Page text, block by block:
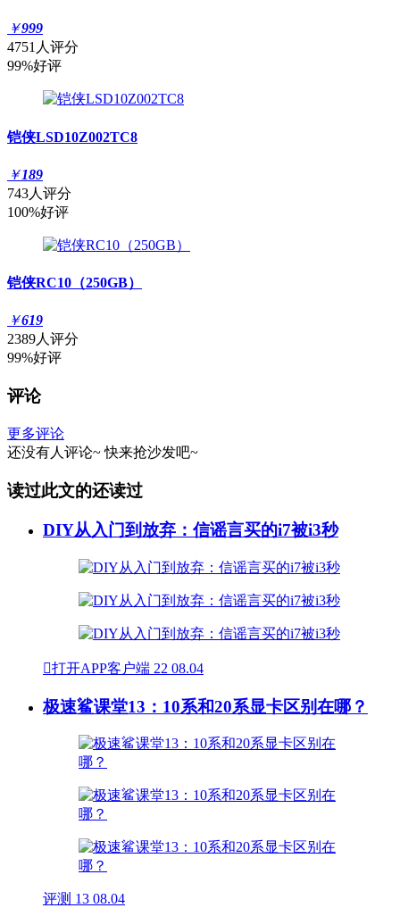
￥999
4751人评分
99%好评
铠侠LSD10Z002TC8
￥189
743人评分
100%好评
铠侠RC10（250GB）
￥619
2389人评分
99%好评
评论
更多评论
还没有人评论~ 快来抢沙发吧~
读过此文的还读过
DIY从入门到放弃：信谣言买的i7被i3秒
打开APP客户端 22 08.04
极速鲨课堂13：10系和20系显卡区别在哪？
评测 13 08.04